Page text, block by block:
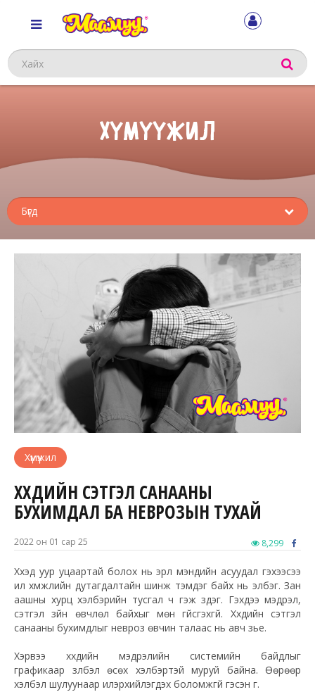
Хайх
ХҮМҮҮЖИЛ
Хүмүүжил
ХҮҮХДИЙН СЭТГЭЛ САНААНЫ
БУХИМДАЛ БА НЕВРОЗЫН ТУХАЙ
2022 он 01 сар 25 8,299
Хүүхэд уур уцаартай болох нь эрүүл мэндийн асуудал гэхээсээ
илүү хүмүүжлийн дутагдалтайн шинж тэмдэг байх нь элбэг. Зан
аашны хурц хэлбэрийн тусгал ч гэж үздэг. Гэхдээ мэдрэл,
сэтгэл зүйн өвчлөл байхыг мөн үгүйсгэхгүй. Хүүхдийн сэтгэл
санааны бухимдлыг невроз өвчин талаас нь авч үзье.
Хэрвээ хүүхдийн мэдрэлийн системийн байдлыг
графикаар үзүүлбэл өсөх хэлбэртэй муруй байна. Өөрөөр
хэлбэл шулуунаар илэрхийлэгдэх боломжгүй гэсэн үг.